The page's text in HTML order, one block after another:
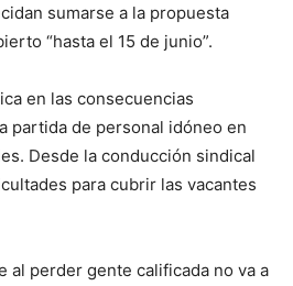
sumarse a la propuesta
“hasta el 15 de junio”.
en las consecuencias
partida de personal idóneo en
Desde la conducción sindical
para cubrir las vacantes
al perder gente calificada no va a